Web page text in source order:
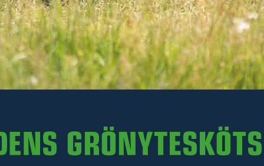
- +
LÄGG I VARUKORGEN